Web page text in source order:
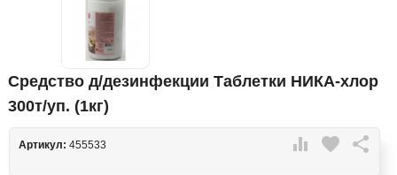
Средство д/дезинфекции Таблетки НИКА-хлор
300т/уп. (1кг)
 favorite 
Артикул: 455533